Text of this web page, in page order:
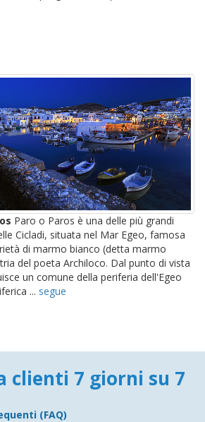
Paro o Paros è una delle più grandi
Cicladi, situata nel Mar Egeo, famosa
di marmo bianco (detta marmo
del poeta Archiloco. Dal punto di vista
un comune della periferia dell'Egeo
... segue
clienti 7 giorni su 7
(FAQ)